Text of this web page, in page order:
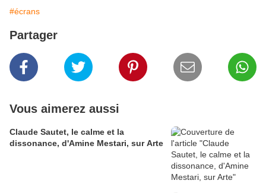
#écrans
Partager
Vous aimerez aussi
Claude Sautet, le calme et la
dissonance, d'Amine Mestari, sur Arte